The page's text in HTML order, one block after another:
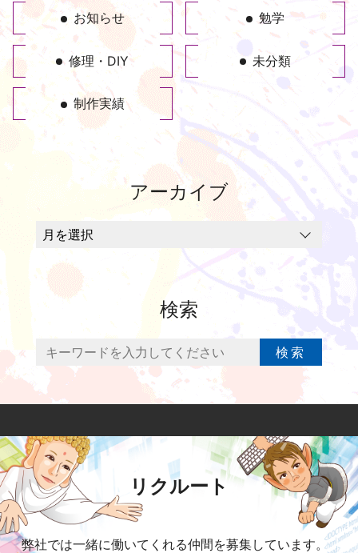
お知らせ 勉学
修理・DIY 未分類
制作実績
アーカイブ
検索
検索
リクルート
弊社では一緒に働いてくれる仲間を募集しています。